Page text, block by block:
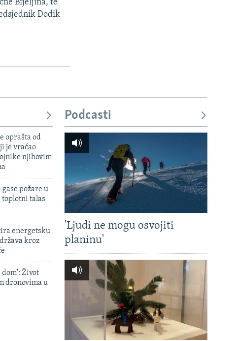
Bijeljina, te
Dodik
oprašta od
je vraćao
njihovim
požare u
talas
energetsku
kroz
dom': Život
dronovima u
Podcasti
'Ljudi ne mogu osvojiti
planinu'